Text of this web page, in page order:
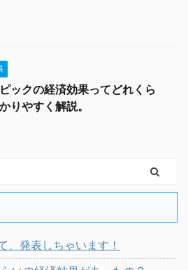
ックの経済効果ってどれくら
りやすく解説。
、発表しちゃいます！